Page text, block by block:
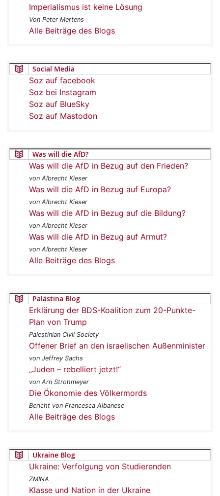
Imperialismus ist keine Lösung
Von Peter Mertens
Alle Beiträge des Blogs
Social Media
Soz auf facebook
Soz bei Instagram
Soz auf BlueSky
Soz auf Mastodon
Was will die AfD?
Was will die AfD in Bezug auf den Frieden?
von Albrecht Kieser
Was will die AfD in Bezug auf Europa?
von Albrecht Kieser
Was will die AfD in Bezug auf die Bildung?
von Albrecht Kieser
Was will die AfD in Bezug auf Armut?
von Albrecht Kieser
Alle Beiträge des Blogs
Palästina Blog
Erklärung der BDS-Koalition zum 20-Punkte-
Plan von Trump
Palestinian Civil Society
Offener Brief an den israelischen Außenminister
von Jeffrey Sachs
„Juden – rebelliert jetzt!“
von Arn Strohmeyer
Die Ökonomie des Völkermords
Bericht von Francesca Albanese
Alle Beiträge des Blogs
Ukraine Blog
Ukraine: Verfolgung von Studierenden
ZMINA
Klasse und Nation in der Ukraine